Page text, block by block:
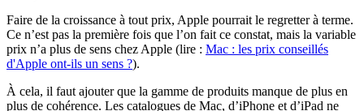
Faire de la croissance à tout prix, Apple pourrait le regretter à terme.
Ce n’est pas la première fois que l’on fait ce constat, mais la variable
prix n’a plus de sens chez Apple (lire : Mac : les prix conseillés
d'Apple ont-ils un sens ?).
À cela, il faut ajouter que la gamme de produits manque de plus en
plus de cohérence. Les catalogues de Mac, d’iPhone et d’iPad ne